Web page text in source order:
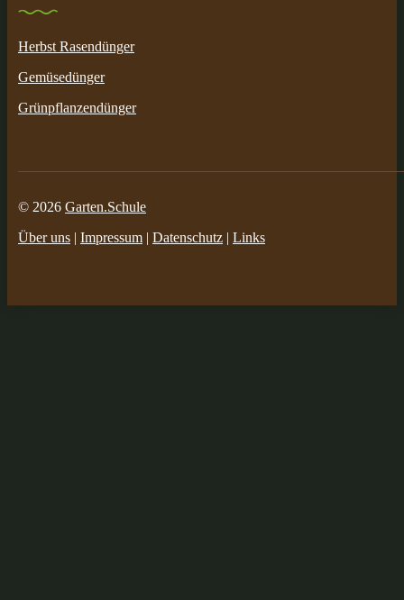
Herbst Rasendünger
Gemüsedünger
Grünpflanzendünger
© 2026 Garten.Schule
Über uns | Impressum | Datenschutz | Links